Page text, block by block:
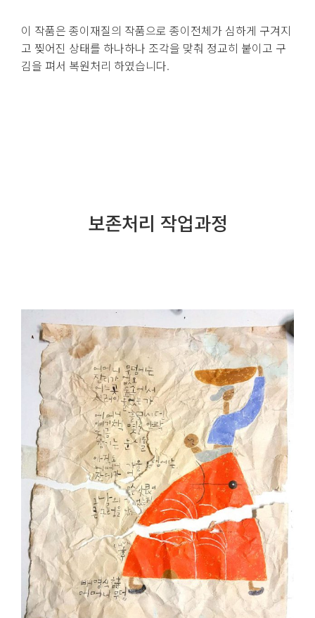
이 작품은 종이재질의 작품으로 종이전체가 심하게 구겨지
고 찢어진 상태를 하나하나 조각을 맞춰 정교히 붙이고 구
김을 펴서 복원처리 하였습니다.
보존처리 작업과정